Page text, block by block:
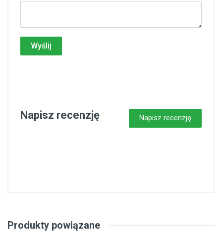
Wyślij
Napisz recenzję Napisz recenzję
Produkty powiązane